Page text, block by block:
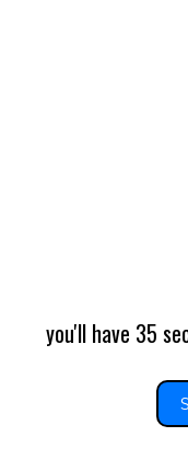
you'll have 35